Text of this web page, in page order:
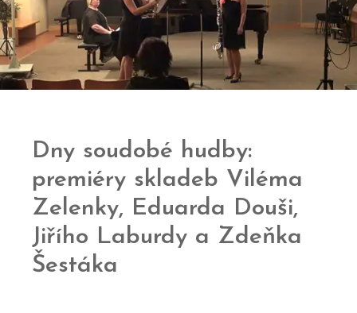
Dny soudobé hudby:
premiéry skladeb Viléma
Zelenky, Eduarda Douši,
Jiřího Laburdy a Zdeňka
Šestáka